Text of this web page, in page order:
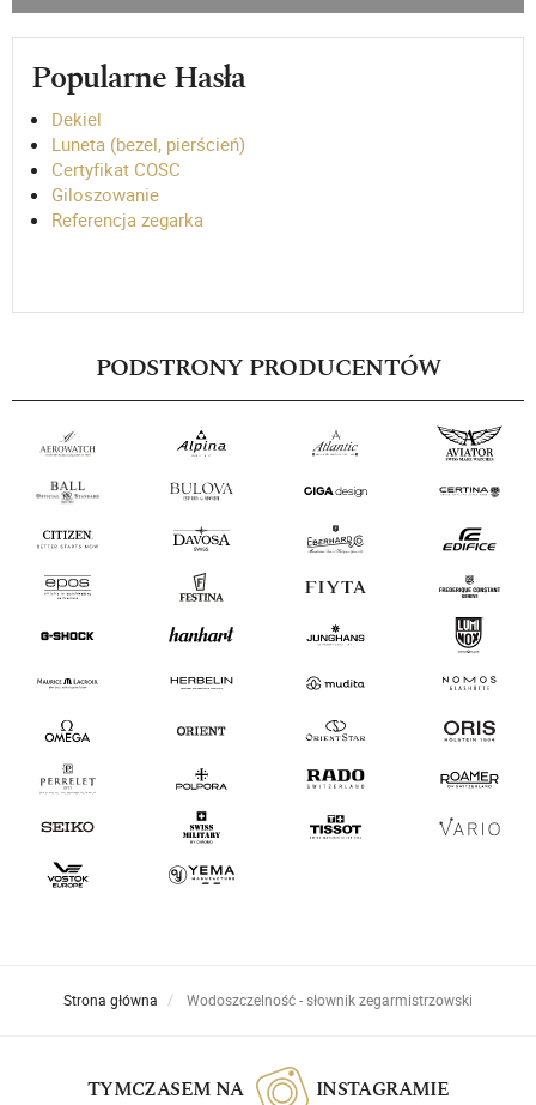
Popularne Hasła
Dekiel
Luneta (bezel, pierścień)
Certyfikat COSC
Giloszowanie
Referencja zegarka
PODSTRONY PRODUCENTÓW
Strona główna Wodoszczelność - słownik zegarmistrzowski
TYMCZASEM NA INSTAGRAMIE